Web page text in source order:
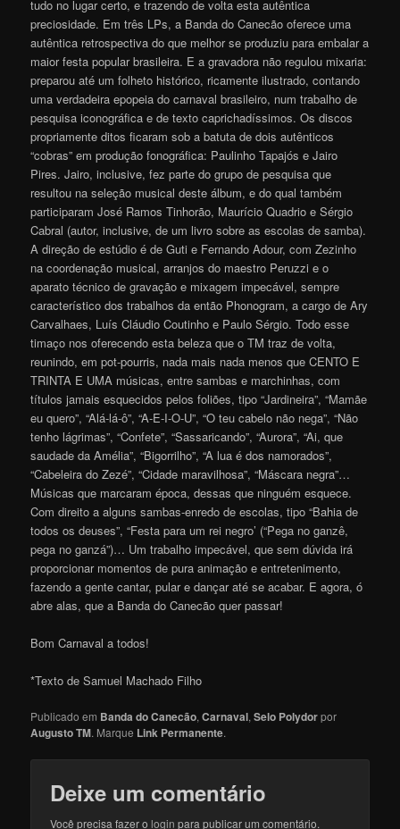
tudo no lugar certo, e trazendo de volta esta autêntica
preciosidade. Em três LPs, a Banda do Canecão oferece uma
autêntica retrospectiva do que melhor se produziu para embalar a
maior festa popular brasileira. E a gravadora não regulou mixaria:
preparou até um folheto histórico, ricamente ilustrado, contando
uma verdadeira epopeia do carnaval brasileiro, num trabalho de
pesquisa iconográfica e de texto caprichadíssimos. Os discos
propriamente ditos ficaram sob a batuta de dois autênticos
“cobras” em produção fonográfica: Paulinho Tapajós e Jairo
Pires. Jairo, inclusive, fez parte do grupo de pesquisa que
resultou na seleção musical deste álbum, e do qual também
participaram José Ramos Tinhorão, Maurício Quadrio e Sérgio
Cabral (autor, inclusive, de um livro sobre as escolas de samba).
A direção de estúdio é de Guti e Fernando Adour, com Zezinho
na coordenação musical, arranjos do maestro Peruzzi e o
aparato técnico de gravação e mixagem impecável, sempre
característico dos trabalhos da então Phonogram, a cargo de Ary
Carvalhaes, Luís Cláudio Coutinho e Paulo Sérgio. Todo esse
timaço nos oferecendo esta beleza que o TM traz de volta,
reunindo, em pot-pourris, nada mais nada menos que CENTO E
TRINTA E UMA músicas, entre sambas e marchinhas, com
títulos jamais esquecidos pelos foliões, tipo “Jardineira”, “Mamãe
eu quero”, “Alá-lá-ô”, “A-E-I-O-U”, “O teu cabelo não nega”, “Não
tenho lágrimas”, “Confete”, “Sassaricando”, “Aurora”, “Ai, que
saudade da Amélia”, “Bigorrilho”, “A lua é dos namorados”,
“Cabeleira do Zezé”, “Cidade maravilhosa”, “Máscara negra”…
Músicas que marcaram época, dessas que ninguém esquece.
Com direito a alguns sambas-enredo de escolas, tipo “Bahia de
todos os deuses”, “Festa para um rei negro’ (“Pega no ganzê,
pega no ganzá”)… Um trabalho impecável, que sem dúvida irá
proporcionar momentos de pura animação e entretenimento,
fazendo a gente cantar, pular e dançar até se acabar. E agora, ó
abre alas, que a Banda do Canecão quer passar!
Bom Carnaval a todos!
*Texto de Samuel Machado Filho
Publicado em Banda do Canecão,Carnaval,Selo Polydorpor
Augusto TM. Marque Link Permanente.
Deixe um comentário
Você precisa fazer ologin para publicar um comentário.